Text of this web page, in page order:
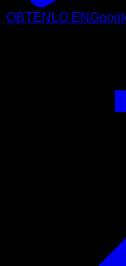
OBTÉNLO EN